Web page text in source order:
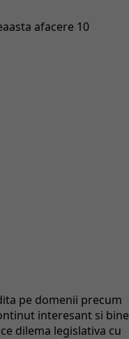
afacere 10
pe domenii precum
interesant si bine
dilema legislativa cu